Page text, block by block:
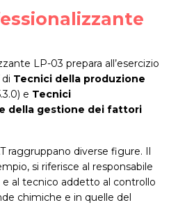
LP-03 prepara all’esercizio
Tecnici della produzione
e Tecnici
della gestione dei fattori
raggruppano diverse figure. Il
si riferisce al responsabile
e al tecnico addetto al controllo
chimiche e in quelle del